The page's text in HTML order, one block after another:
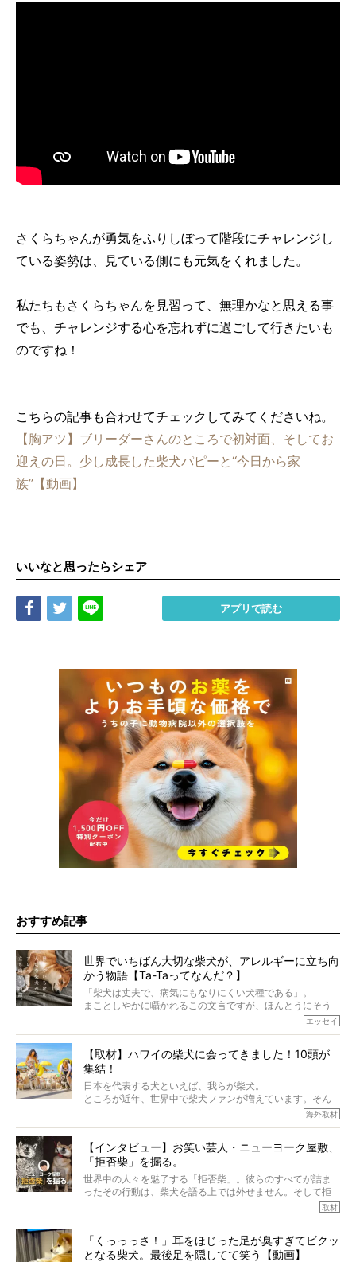
さくらちゃんが勇気をふりしぼって階段にチャレンジし
ている姿勢は、見ている側にも元気をくれました。
私たちもさくらちゃんを見習って、無理かなと思える事
でも、チャレンジする心を忘れずに過ごして行きたいも
のですね！
こちらの記事も合わせてチェックしてみてくださいね。
【胸アツ】ブリーダーさんのところで初対面、そしてお
迎えの日。少し成長した柴犬パピーと“今日から家
族”【動画】
いいなと思ったらシェア
Share Tweet アプリで読む
おすすめ記事
世界でいちばん大切な柴犬が、アレルギーに立ち向
かう物語【Ta-Taってなんだ？】
「柴犬は丈夫で、病気にもなりにくい犬種である」。
まことしやかに囁かれるこの文言ですが、ほんとうにそう
でも、いざそれぞれの個体を見ていくと、丈夫で病気にも
なりにくい、とは言えないような気もするのです。
実際に「病気にならない」などということはないし、飼い
主はそのためにやるべきことがある。
今回は、柴犬に関わる方たちすべてに読んで欲しい、ある
語でした。
※画像はすべてイメージです
※この記事は個人の感想であり、効果・効能を示すものではありません
エッセイ
【取材】ハワイの柴犬に会ってきました！10頭が
集結！
日本を代表する犬といえば、我らが柴犬。
ところが近年、世界中で柴犬ファンが増えています。そん
な中「柴犬ライフ」が目をつけたのは、南の楽園ハワイ。
そんな噂を聞きつけ、今回はハワイの柴犬たちを取材して
きました！
海外取材
【インタビュー】お笑い芸人・ニューヨーク屋敷、
「拒否柴」を掘る。
世界中の人々を魅了する「拒否柴」。彼らのすべてが詰ま
ったその行動は、柴犬を語る上では外せません。そして拒
否柴がここまで話題になるのは、“映える”ことも理由のひと
がるのでしょうか。
最近版画製作を始めた、お笑いコンビ「ニューヨーク」の
取材
「くっっっさ！」耳をほじった足が臭すぎてビクッ
となる柴犬。最後足を隠してて笑う【動画】